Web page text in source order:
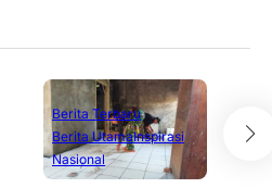
Berita Terbaru
Berita UtamaInspirasi
Nasional